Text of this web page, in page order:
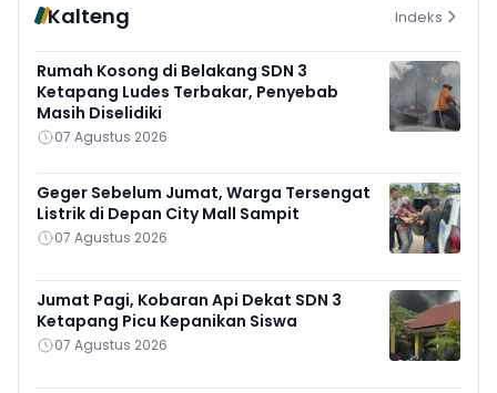
Kalteng Indeks
Rumah Kosong di Belakang SDN 3
Ketapang Ludes Terbakar, Penyebab
Masih Diselidiki
07 Agustus 2026
Geger Sebelum Jumat, Warga Tersengat
Listrik di Depan City Mall Sampit
07 Agustus 2026
Jumat Pagi, Kobaran Api Dekat SDN 3
Ketapang Picu Kepanikan Siswa
07 Agustus 2026